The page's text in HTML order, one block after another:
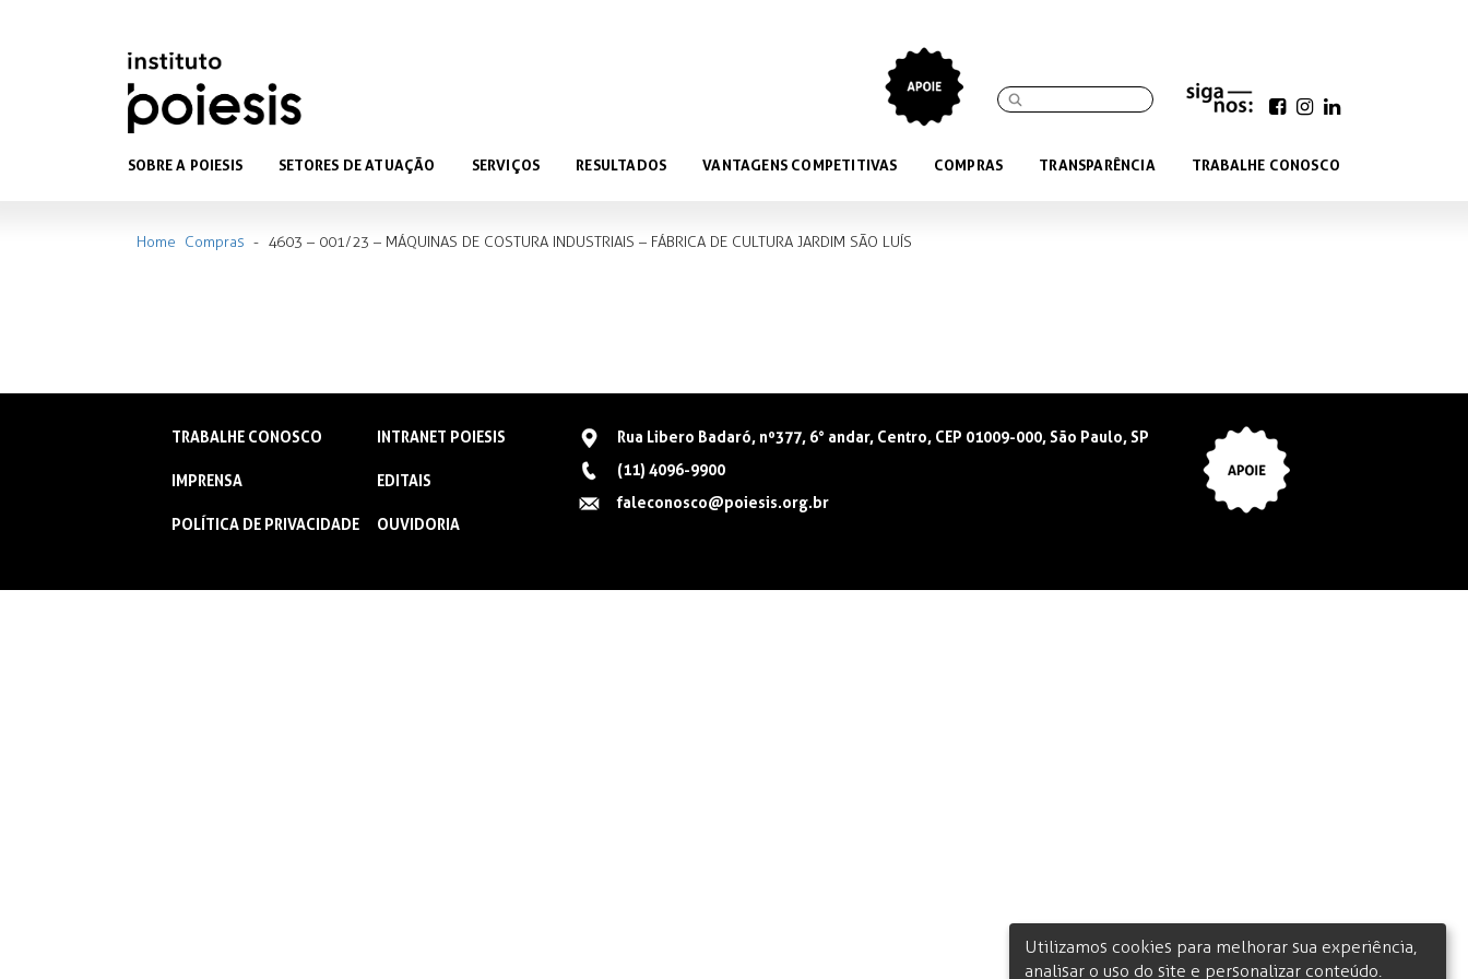
SOBRE A POIESIS SETORES DE ATUAÇÃO SERVIÇOS RESULTADOS VANTAGENS COMPETITIVAS COMPRAS TRANSPARÊNCIA TRABALHE CONOSCO
Home Compras - 4603 – 001/23 – MÁQUINAS DE COSTURA INDUSTRIAIS – FÁBRICA DE CULTURA JARDIM SÃO LUÍS
TRABALHE CONOSCO
IMPRENSA
POLÍTICA DE PRIVACIDADE
INTRANET POIESIS
EDITAIS
OUVIDORIA
Rua Libero Badaró, nº377, 6° andar, Centro, CEP 01009-000, São Paulo, SP
(11) 4096-9900
faleconosco@poiesis.org.br
Utilizamos cookies para melhorar sua experiência,
analisar o uso do site e personalizar conteúdo.